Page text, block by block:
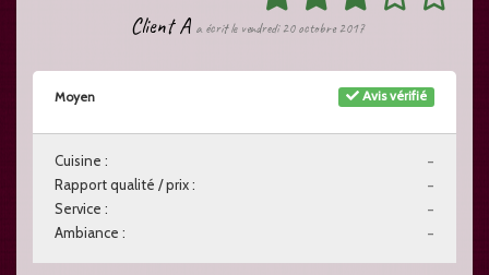
Client A a écrit le vendredi 20 octobre 2017
Avis vérifié
Moyen
-
Cuisine :
-
Rapport qualité / prix :
-
Service :
-
Ambiance :